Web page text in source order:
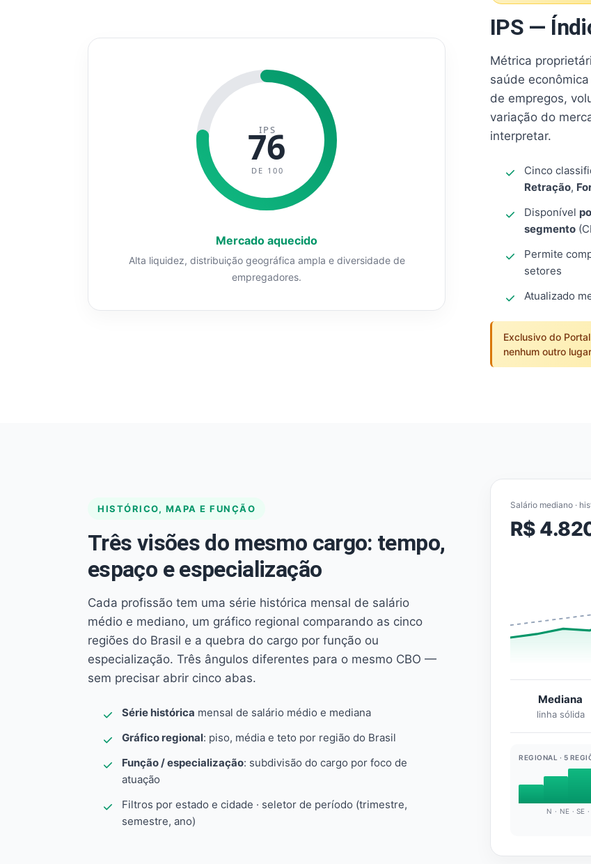
IPS —
Métrica
saúde
de empregos,
variação do
interpretar.
Cinco
Retração,
Disponível
segmento
Permite
setores
Atualizado
Exclusivo do
nenhum outro
IPS
76
DE 100
Mercado aquecido
Alta liquidez, distribuição geográfica ampla e diversidade de
empregadores.
HISTÓRICO, MAPA E FUNÇÃO
Três visões do mesmo cargo: tempo,
espaço e especialização
Cada profissão tem uma série histórica mensal de salário
médio e mediano, um gráfico regional comparando as cinco
regiões do Brasil e a quebra do cargo por função ou
especialização. Três ângulos diferentes para o mesmo CBO —
sem precisar abrir cinco abas.
Série histórica mensal de salário médio e mediana
Gráfico regional: piso, média e teto por região do Brasil
Função / especialização: subdivisão do cargo por foco de
atuação
Filtros por estado e cidade · seletor de período (trimestre,
semestre, ano)
Salário mediano ·
R$
Mediana
linha sólida
REGIONAL · 5
N · NE · SE